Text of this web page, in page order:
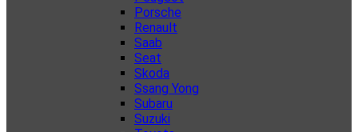
Porsche
Renault
Saab
Seat
Skoda
Ssang Yong
Subaru
Suzuki